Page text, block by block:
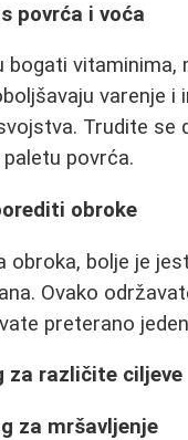
povrća i voća
bogati vitaminima,
varenje i
Trudite se
povrća.
obroke
obroka, bolje je
Ovako
preterano
za različite ciljeve
za mršavljenje